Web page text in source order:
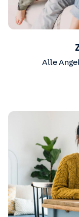
Alle